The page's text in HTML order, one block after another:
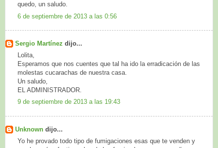
quedo, un saludo.
6 de septiembre de 2013 a las 0:56
Sergio Martínez dijo...
Lolita,
Esperamos que nos cuentes que tal ha ido la erradicación de las
molestas cucarachas de nuestra casa.
Un saludo,
EL ADMINISTRADOR.
9 de septiembre de 2013 a las 19:43
Unknown dijo...
Yo he provado todo tipo de fumigaciones esas que te venden y